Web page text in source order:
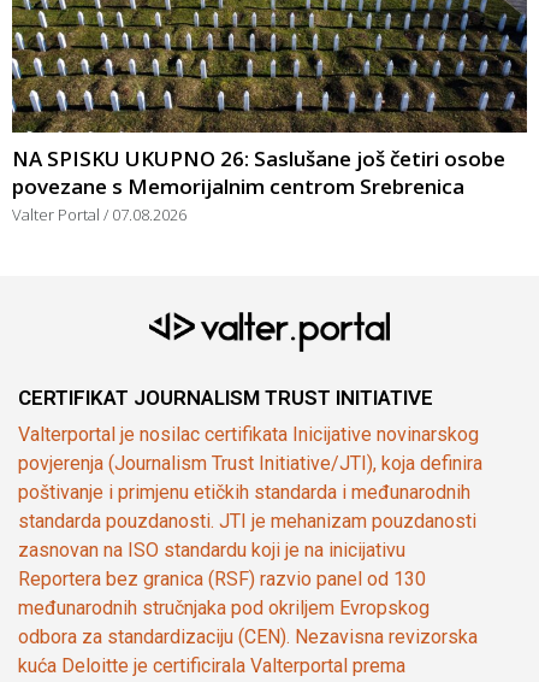
NA SPISKU UKUPNO 26: Saslušane još četiri osobe
povezane s Memorijalnim centrom Srebrenica
Valter Portal 07.08.2026
CERTIFIKAT JOURNALISM TRUST INITIATIVE
Valterportal je nosilac certifikata Inicijative novinarskog
povjerenja (Journalism Trust Initiative/JTI), koja definira
poštivanje i primjenu etičkih standarda i međunarodnih
standarda pouzdanosti. JTI je mehanizam pouzdanosti
zasnovan na ISO standardu koji je na inicijativu
Reportera bez granica (RSF) razvio panel od 130
međunarodnih stručnjaka pod okriljem Evropskog
odbora za standardizaciju (CEN). Nezavisna revizorska
kuća Deloitte je certificirala Valterportal prema